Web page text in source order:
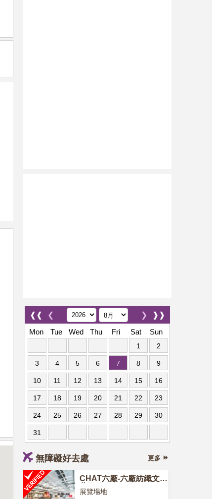
❰❰ ❮ ❱❱
❯
Mon
Tue Wed Thu Fri Sat Sun
1 2
3 4 5 6 7 8 9
10 11 12 13 14 15 16
17 18 19 20 21 22 23
24 25 26 27 28 29 30
31
無障礙好去處 更多
CHAT六廠-六廠紡織文化
藝術館
展覽場地